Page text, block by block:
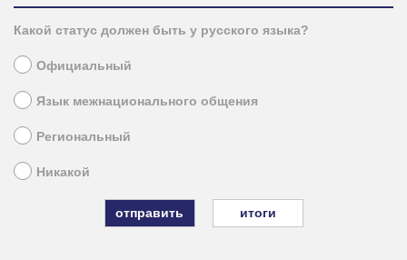
Какой статус должен быть у русского языка?
Официальный
Язык межнационального общения
Региональный
Никакой
итоги